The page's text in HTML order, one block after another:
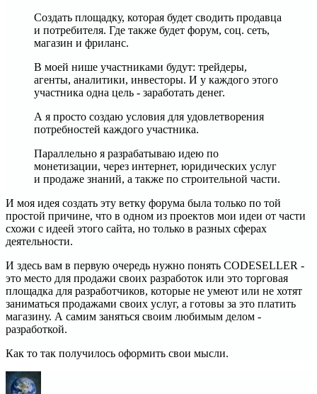
Создать площадку, которая будет сводить продавца
и потребителя. Где также будет форум, соц. сеть,
магазин и фриланс.
В моей нише участниками будут: трейдеры,
агенты, аналитики, инвесторы. И у каждого этого
участника одна цель - заработать денег.
А я просто создаю условия для удовлетворения
потребностей каждого участника.
Параллельно я разрабатываю идею по
монетизации, через интернет, юридических услуг
и продаже знаний, а также по строительной части.
И моя идея создать эту ветку форума была только по той
простой причине, что в одном из проектов мои идеи от части
схожи с идеей этого сайта, но только в разных сферах
деятельности.
И здесь вам в первую очередь нужно понять CODESELLER -
это место для продажи своих разработок или это торговая
площадка для разработчиков, которые не умеют или не хотят
заниматься продажами своих услуг, а готовы за это платить
магазину. А самим заняться своим любимым делом -
разработкой.
Как то так получилось оформить свои мысли.